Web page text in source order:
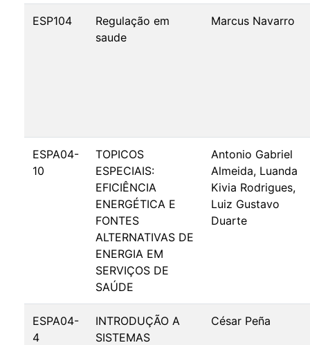
ESP104
Regulação em
saude
Marcus Navarro
ESPA04-
10
TOPICOS
ESPECIAIS:
EFICIÊNCIA
ENERGÉTICA E
FONTES
ALTERNATIVAS DE
ENERGIA EM
SERVIÇOS DE
SAÚDE
Antonio Gabriel
Almeida, Luanda
Kivia Rodrigues,
Luiz Gustavo
Duarte
ESPA04-
4
INTRODUÇÃO A
SISTEMAS
César Peña